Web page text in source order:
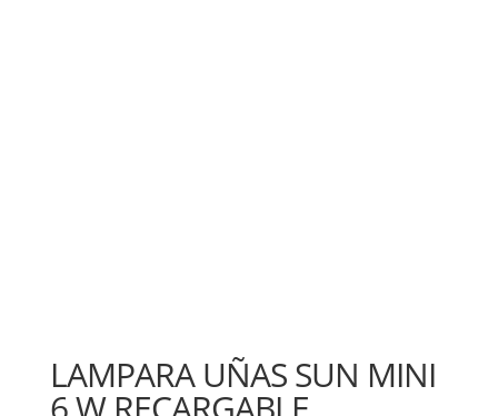
LAMPARA UÑAS SUN MINI